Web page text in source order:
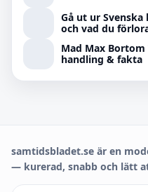
Gå ut ur
och vad du
Mad Max
handling & fakta
samtidsbladet.se är en
— kurerad, snabb och lätt